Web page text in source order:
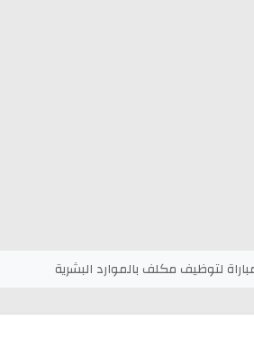
لتوظيف مكلف بالموارد البشرية